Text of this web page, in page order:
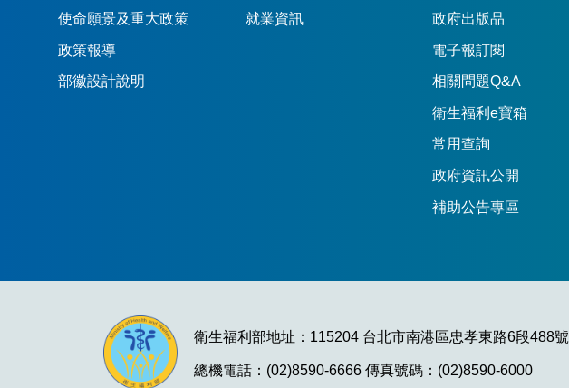
使命願景及重大政策
政策報導
部徽設計說明
就業資訊 政府出版品
電子報訂閱
相關問題Q&A
衛生福利e寶箱
常用查詢
政府資訊公開
補助公告專區
衛生福利部地址：115204 台北市南港區忠孝東路6段488號
總機電話：(02)8590-6666 傳真號碼：(02)8590-6000